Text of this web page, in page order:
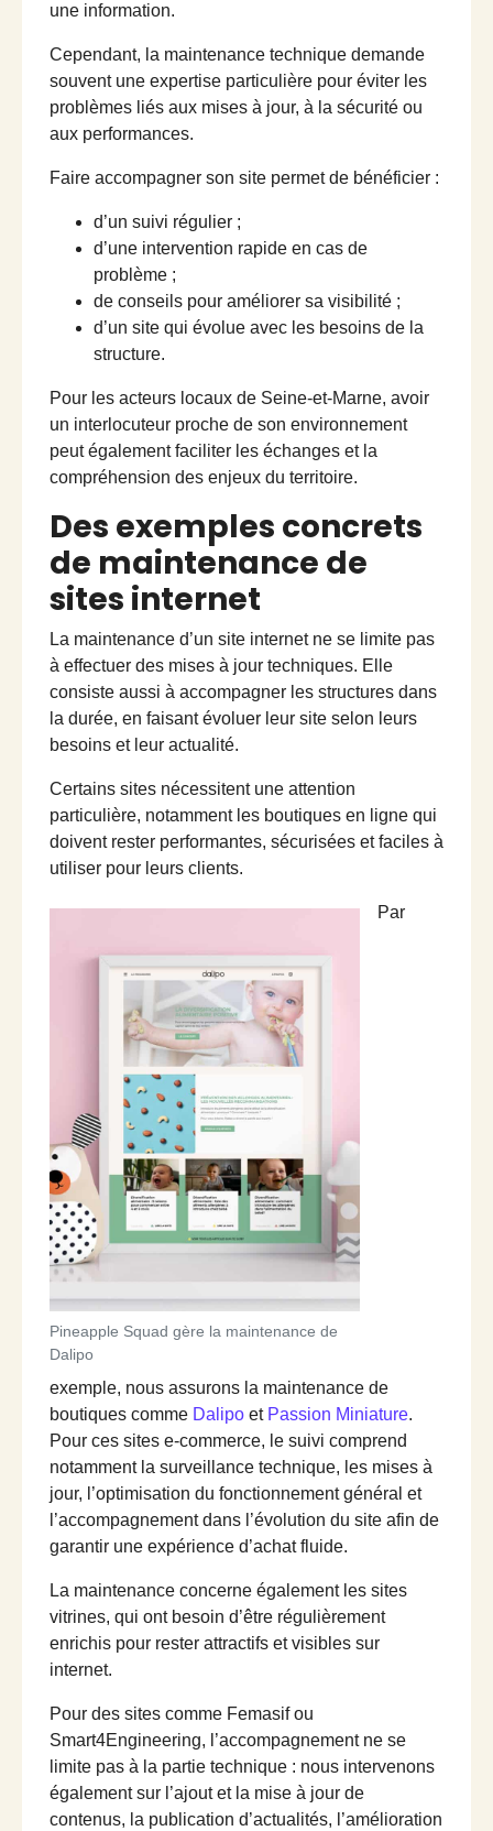
une information.
Cependant, la maintenance technique demande
souvent une expertise particulière pour éviter les
problèmes liés aux mises à jour, à la sécurité ou
aux performances.
Faire accompagner son site permet de bénéficier :
d’un suivi régulier ;
d’une intervention rapide en cas de
problème ;
de conseils pour améliorer sa visibilité ;
d’un site qui évolue avec les besoins de la
structure.
Pour les acteurs locaux de Seine-et-Marne, avoir
un interlocuteur proche de son environnement
peut également faciliter les échanges et la
compréhension des enjeux du territoire.
Des exemples concrets
de maintenance de
sites internet
La maintenance d’un site internet ne se limite pas
à effectuer des mises à jour techniques. Elle
consiste aussi à accompagner les structures dans
la durée, en faisant évoluer leur site selon leurs
besoins et leur actualité.
Certains sites nécessitent une attention
particulière, notamment les boutiques en ligne qui
doivent rester performantes, sécurisées et faciles à
utiliser pour leurs clients.
Pineapple Squad gère la maintenance de
Dalipo
Par
exemple, nous assurons la maintenance de
boutiques comme Dalipo et Passion Miniature.
Pour ces sites e-commerce, le suivi comprend
notamment la surveillance technique, les mises à
jour, l’optimisation du fonctionnement général et
l’accompagnement dans l’évolution du site afin de
garantir une expérience d’achat fluide.
La maintenance concerne également les sites
vitrines, qui ont besoin d’être régulièrement
enrichis pour rester attractifs et visibles sur
internet.
Pour des sites comme Femasif ou
Smart4Engineering, l’accompagnement ne se
limite pas à la partie technique : nous intervenons
également sur l’ajout et la mise à jour de
contenus, la publication d’actualités, l’amélioration